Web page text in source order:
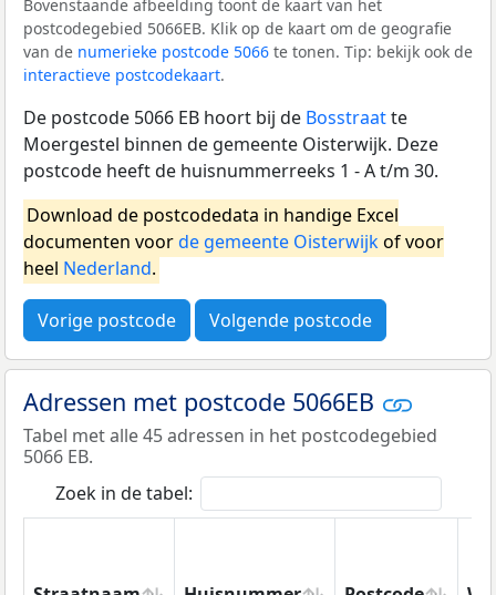
Bovenstaande afbeelding toont de kaart van het
postcodegebied 5066EB. Klik op de kaart om de geografie
van de numerieke postcode 5066 te tonen. Tip: bekijk ook de
interactieve postcodekaart.
De postcode 5066 EB hoort bij de Bosstraatte
Moergestel binnen de gemeente Oisterwijk. Deze
postcode heeft de huisnummerreeks 1 - A t/m 30.
Download de postcodedata in handige Excel
documenten voorde gemeente Oisterwijkof voor
heel Nederland.
Vorige postcode Volgende postcode
Adressen met postcode 5066EB
Tabel met alle 45 adressen in het postcodegebied
5066 EB.
Zoek in de tabel: